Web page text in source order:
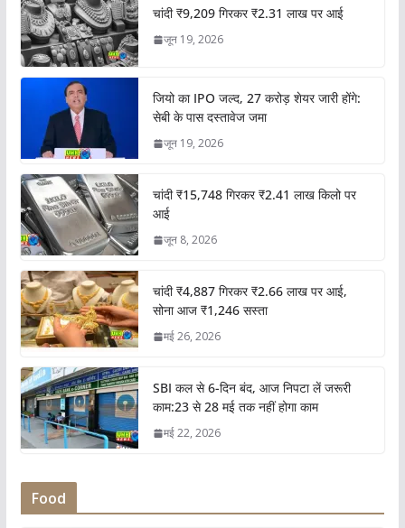
चांदी ₹9,209 गिरकर ₹2.31 लाख पर आई
जून 19, 2026
जियो का IPO जल्द, 27 करोड़ शेयर जारी होंगे:
सेबी के पास दस्तावेज जमा
जून 19, 2026
चांदी ₹15,748 गिरकर ₹2.41 लाख किलो पर
आई
जून 8, 2026
चांदी ₹4,887 गिरकर ₹2.66 लाख पर आई,
सोना आज ₹1,246 सस्ता
मई 26, 2026
SBI कल से 6-दिन बंद, आज निपटा लें जरूरी
काम:23 से 28 मई तक नहीं होगा काम
मई 22, 2026
Food